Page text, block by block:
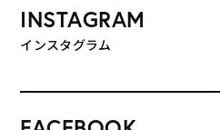
INSTAGRAM
インスタグラム